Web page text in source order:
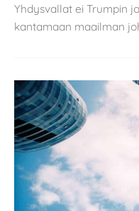
Yhdysvallat ei Trumpin
kantamaan maailman